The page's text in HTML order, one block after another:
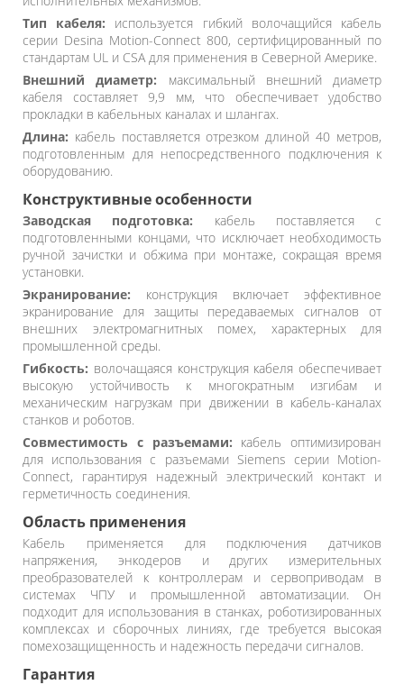
Тип кабеля: используется гибкий волочащийся кабель
серии Desina Motion-Connect 800, сертифицированный по
стандартам UL и CSA для применения в Северной Америке.
Внешний диаметр: максимальный внешний диаметр
кабеля составляет 9,9 мм, что обеспечивает удобство
прокладки в кабельных каналах и шлангах.
Длина: кабель поставляется отрезком длиной 40 метров,
подготовленным для непосредственного подключения к
оборудованию.
Конструктивные особенности
Заводская подготовка: кабель поставляется с
подготовленными концами, что исключает необходимость
ручной зачистки и обжима при монтаже, сокращая время
установки.
Экранирование: конструкция включает эффективное
экранирование для защиты передаваемых сигналов от
внешних электромагнитных помех, характерных для
промышленной среды.
Гибкость: волочащаяся конструкция кабеля обеспечивает
высокую устойчивость к многократным изгибам и
механическим нагрузкам при движении в кабель-каналах
станков и роботов.
Совместимость с разъемами: кабель оптимизирован
для использования с разъемами Siemens серии Motion-
Connect, гарантируя надежный электрический контакт и
герметичность соединения.
Область применения
Кабель применяется для подключения датчиков
напряжения, энкодеров и других измерительных
преобразователей к контроллерам и сервоприводам в
системах ЧПУ и промышленной автоматизации. Он
подходит для использования в станках, роботизированных
комплексах и сборочных линиях, где требуется высокая
помехозащищенность и надежность передачи сигналов.
Гарантия